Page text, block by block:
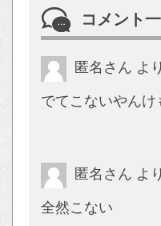
コメント
匿名さん よ
でてこないやんけ
匿名さん よ
全然こない